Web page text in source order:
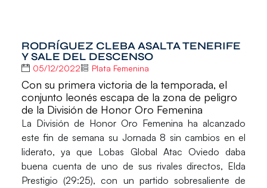
RODRÍGUEZ CLEBA ASALTA TENERIFE
Y SALE DEL DESCENSO
05/12/2022 Plata Femenina
Con su primera victoria de la temporada, el
conjunto leonés escapa de la zona de peligro
de la División de Honor Oro Femenina
La División de Honor Oro Femenina ha alcanzado
este fin de semana su Jornada 8 sin cambios en el
liderato, ya que Lobas Global Atac Oviedo daba
buena cuenta de uno de sus rivales directos, Elda
Prestigio (29:25), con un partido sobresaliente de